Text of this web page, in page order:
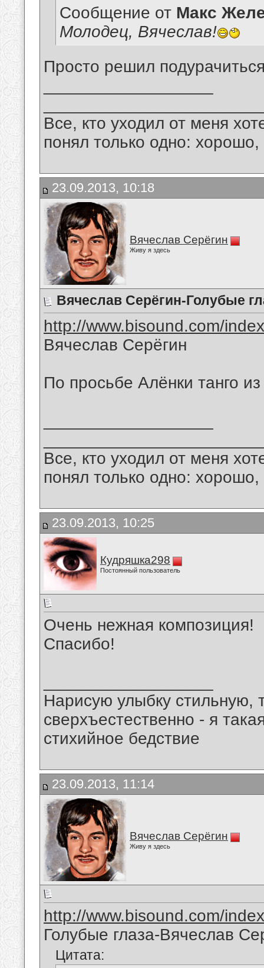
Сообщение от Макс
Молодец, Вячеслав!
Просто решил
Все, кто уходил от меня
понял только одно:
23.09.2013, 10:18
Вячеслав Серёгин
Живу я здесь
Вячеслав Серёгин-Голубые
http://www.bisound.com/
Вячеслав Серёгин
По просьбе Алёнки танго
Все, кто уходил от меня
понял только одно:
23.09.2013, 10:25
Кудряшка298
Постоянный пользователь
Очень нежная композиция!
Спасибо!
Нарисую улыбку стильную,
сверхъестественно - я
стихийное бедствие
23.09.2013, 11:14
Вячеслав Серёгин
Живу я здесь
http://www.bisound.com/
Голубые глаза-Вячеслав
Цитата: